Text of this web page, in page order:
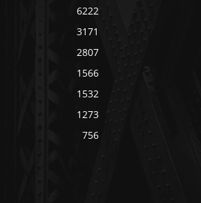
6222
3171
2807
1566
1532
1273
756